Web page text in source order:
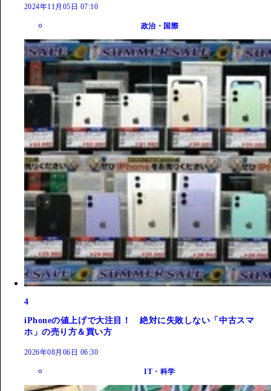
2024年11月05日 07:10
政治・国際
4
iPhoneの値上げで大注目！ 絶対に失敗しない「中古スマ
ホ」の売り方＆買い方
2026年08月06日 06:30
IT・科学